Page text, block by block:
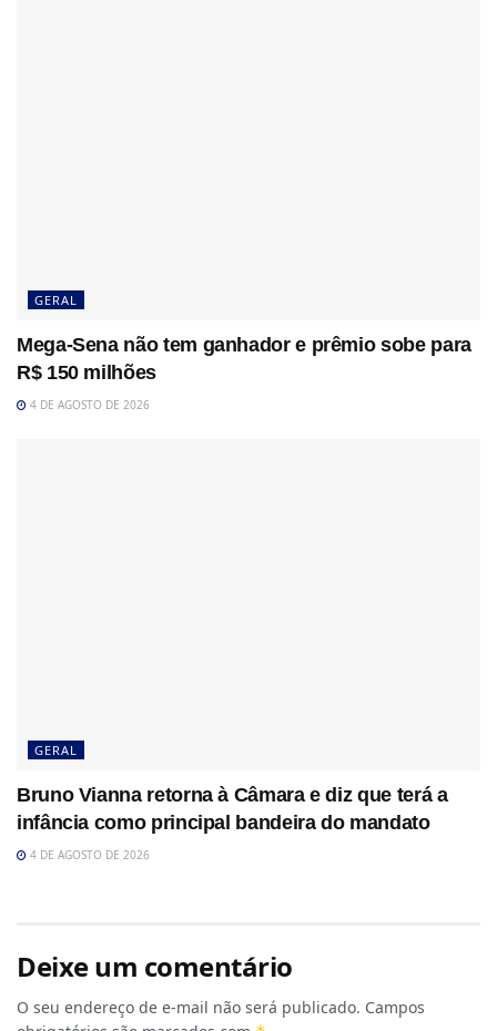
GERAL
Mega-Sena não tem ganhador e prêmio sobe para
R$ 150 milhões
4 DE AGOSTO DE 2026
GERAL
Bruno Vianna retorna à Câmara e diz que terá a
infância como principal bandeira do mandato
4 DE AGOSTO DE 2026
Deixe um comentário
O seu endereço de e-mail não será publicado. Campos